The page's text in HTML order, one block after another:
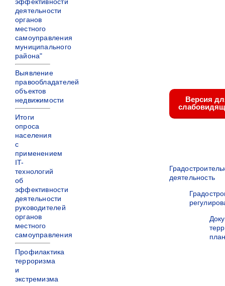
эффективности
деятельности
органов
местного
самоуправления
муниципального
района"
Выявление
правообладателей
объектов
недвижимости
Итоги
опроса
населения
с
применением
IT-
технологий
об
эффективности
деятельности
руководителей
органов
местного
самоуправления
Профилактика
терроризма
и
экстремизма
Версия
деятельность